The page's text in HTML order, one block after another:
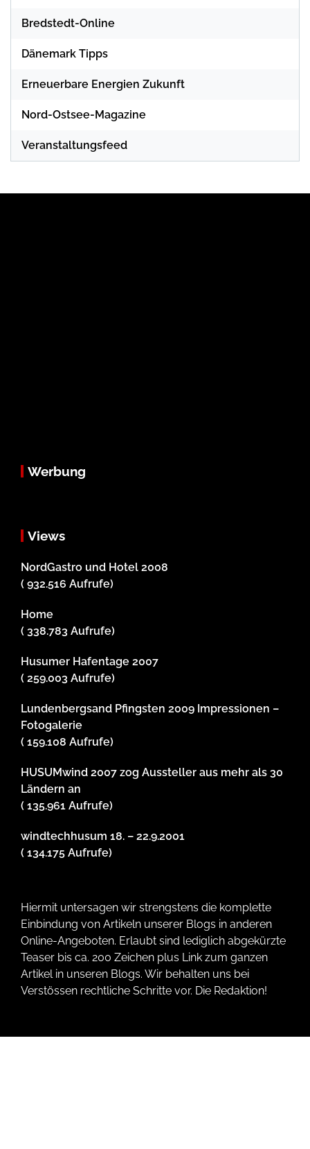
Bredstedt-Online
Dänemark Tipps
Erneuerbare Energien Zukunft
Nord-Ostsee-Magazine
Veranstaltungsfeed
Werbung
Views
NordGastro und Hotel 2008
( 932.516 Aufrufe)
Home
( 338.783 Aufrufe)
Husumer Hafentage 2007
( 259.003 Aufrufe)
Lundenbergsand Pfingsten 2009 Impressionen –
Fotogalerie
( 159.108 Aufrufe)
HUSUMwind 2007 zog Aussteller aus mehr als 30
Ländern an
( 135.961 Aufrufe)
windtechhusum 18. – 22.9.2001
( 134.175 Aufrufe)
Hiermit untersagen wir strengstens die komplette
Einbindung von Artikeln unserer Blogs in anderen
Online-Angeboten. Erlaubt sind lediglich abgekürzte
Teaser bis ca. 200 Zeichen plus Link zum ganzen
Artikel in unseren Blogs. Wir behalten uns bei
Verstössen rechtliche Schritte vor. Die Redaktion!